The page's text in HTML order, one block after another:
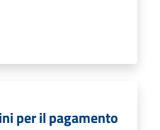
per il pagamento